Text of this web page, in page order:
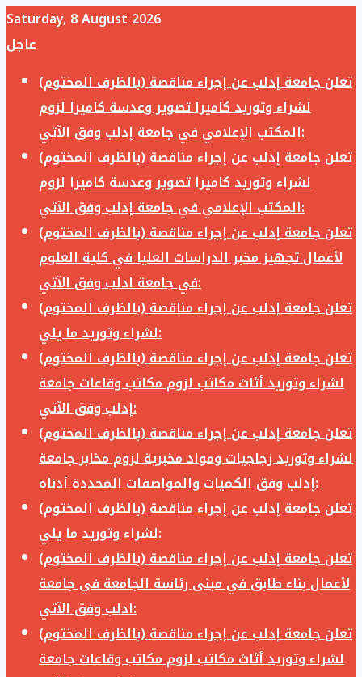
Saturday, 8 August 2026
عاجل
تعلن جامعة إدلب عن إجراء مناقصة (بالظرف المختوم)
لشراء وتوريد كاميرا تصوير وعدسة كاميرا لزوم
المكتب الإعلامي في جامعة إدلب وفق الآتي:
تعلن جامعة إدلب عن إجراء مناقصة (بالظرف المختوم)
لشراء وتوريد كاميرا تصوير وعدسة كاميرا لزوم
المكتب الإعلامي في جامعة إدلب وفق الآتي:
تعلن جامعة إدلب عن إجراء مناقصة (بالظرف المختوم)
لأعمال تجهيز مخبر الدراسات العليا في كلية العلوم
في جامعة ادلب وفق الآتي:
تعلن جامعة إدلب عن إجراء مناقصة (بالظرف المختوم)
لشراء وتوريد ما يلي:
تعلن جامعة إدلب عن إجراء مناقصة (بالظرف المختوم)
لشراء وتوريد أثاث مكاتب لزوم مكاتب وقاعات جامعة
إدلب وفق الآتي:
تعلن جامعة إدلب عن إجراء مناقصة (بالظرف المختوم)
لشراء وتوريد زجاجيات ومواد مخبرية لزوم مخابر جامعة
إدلب وفق الكميات والمواصفات المحددة أدناه:
تعلن جامعة إدلب عن إجراء مناقصة (بالظرف المختوم)
لشراء وتوريد ما يلي:
تعلن جامعة إدلب عن إجراء مناقصة (بالظرف المختوم)
لأعمال بناء طابق في مبنى رئاسة الجامعة في جامعة
ادلب وفق الآتي:
تعلن جامعة إدلب عن إجراء مناقصة (بالظرف المختوم)
لشراء وتوريد أثاث مكاتب لزوم مكاتب وقاعات جامعة